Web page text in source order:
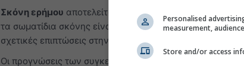
Σκόνη ερήμου αποτελείται από σωματίδια μικρότερα
τα σωματίδια σκόνης είναι μικρά, οδηγώντας σε υψηλές
σχετικές επιπτώσεις στην υγεία.
Οι προγνώσεις των συγκεντρώσεων αερίων ρύπανσης
Personalised
measurement,
Store and/or access